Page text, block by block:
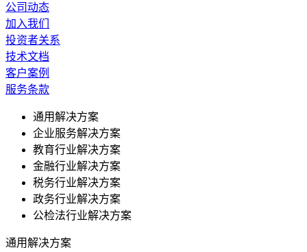
公司动态
加入我们
投资者关系
技术文档
客户案例
服务条款
通用解决方案
企业服务解决方案
教育行业解决方案
金融行业解决方案
税务行业解决方案
政务行业解决方案
公检法行业解决方案
通用解决方案